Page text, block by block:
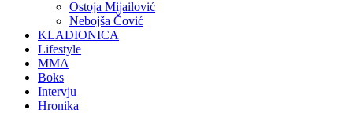
Ostoja Mijailović
Nebojša Čović
KLADIONICA
Lifestyle
MMA
Boks
Intervju
Hronika